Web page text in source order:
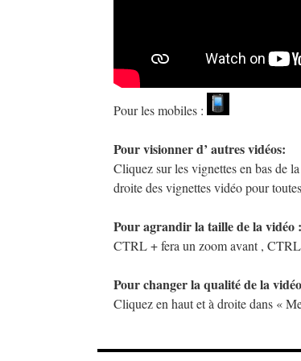
Pour les mobiles :
Pour visionner d’ autres vidéos:
Cliquez sur les vignettes en bas de
droite des vignettes vidéo pour
Pour agrandir la taille de la vidéo :
CTRL + fera un zoom avant ,
Pour changer la qualité de la
Cliquez en haut et à droite dans «